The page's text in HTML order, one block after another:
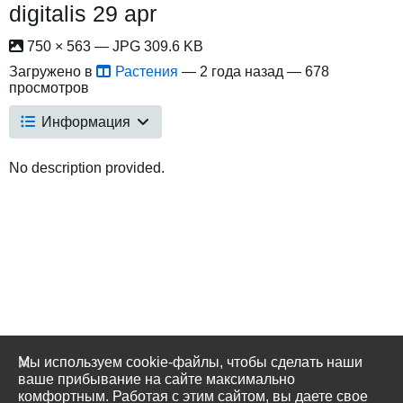
digitalis 29 apr
750 × 563 — JPG 309.6 KB
Загружено в
Растения — 2 года назад — 678
просмотров
Информация
No description provided.
Мы используем cookie-файлы, чтобы сделать наши
ваше прибывание на сайте максимально
комфортным. Работая с этим сайтом, вы даете свое